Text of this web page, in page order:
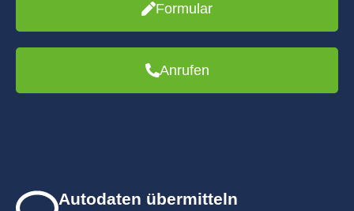
Formular
Anrufen
Autodaten übermitteln